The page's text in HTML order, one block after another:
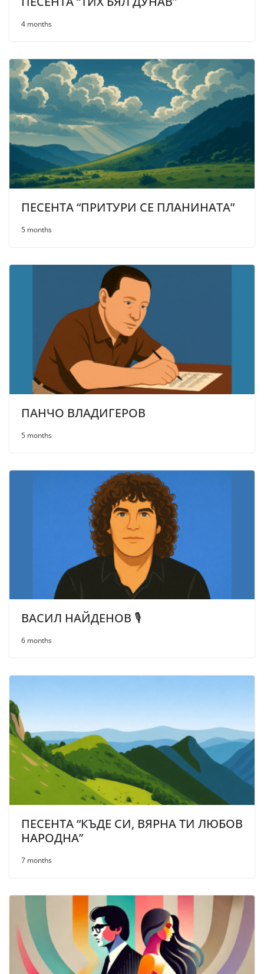
4 months
ПЕСЕНТА “ПРИТУРИ СЕ ПЛАНИНАТА”
5 months
ПАНЧО ВЛАДИГЕРОВ
5 months
ВАСИЛ НАЙДЕНОВ 🎙️
6 months
ПЕСЕНТА “КЪДЕ СИ, ВЯРНА ТИ ЛЮБОВ
НАРОДНА”
7 months